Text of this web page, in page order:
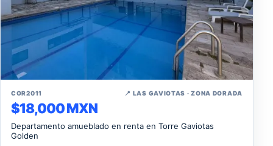
↗
COR2011 📍 LAS GAVIOTAS · ZONA DORADA
$18,000 MXN
Departamento amueblado en renta en Torre Gaviotas
Golden